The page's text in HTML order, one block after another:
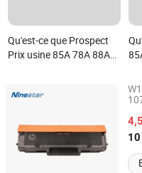
Qu'est-ce que Prospect
Prix usine 85A 78A 88A
106A 107A LASER
de toner pour la Chine
cartouche de toner
Zhuhai Ninestar
Guangdong, China